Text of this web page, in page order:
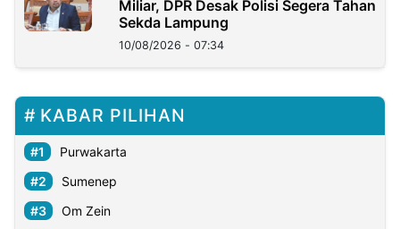
Miliar, DPR Desak Polisi Segera Tahan
Sekda Lampung
10/08/2026 - 07:34
KABAR PILIHAN
Purwakarta
Sumenep
Om Zein